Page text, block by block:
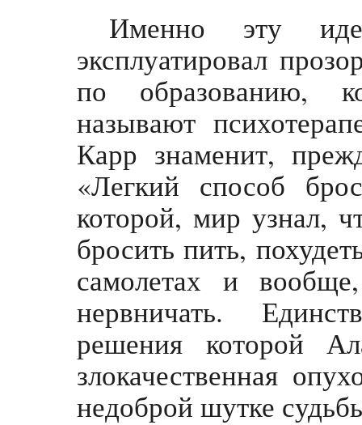
Именно эту
эксплуатировал
по образованию,
называют
Карр знаменит,
«Легкий способ
которой, мир узнал,
бросить пить,
самолетах и
нервничать.
решения которой
злокачественная
недоброй шутке